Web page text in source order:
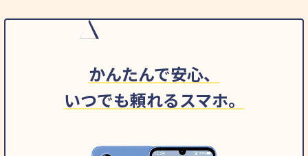
かんたんで安心、
いつでも頼れるスマホ。